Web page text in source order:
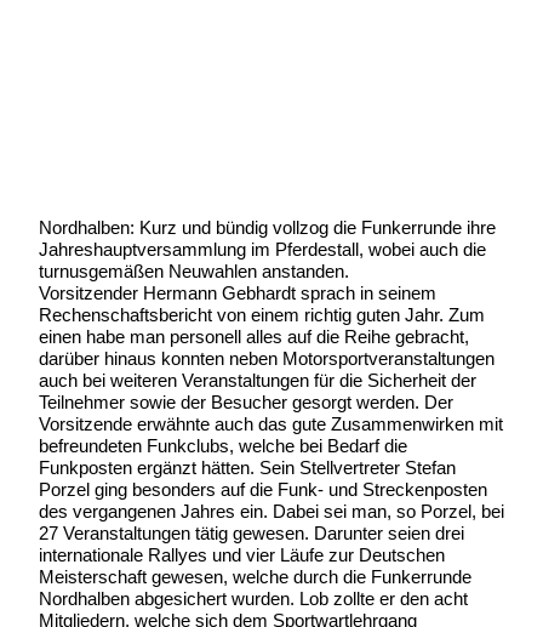
Nordhalben: Kurz und bündig vollzog die Funkerrunde ihre
Jahreshauptversammlung im Pferdestall, wobei auch die
turnusgemäßen Neuwahlen anstanden.
Vorsitzender Hermann Gebhardt sprach in seinem
Rechenschaftsbericht von einem richtig guten Jahr. Zum
einen habe man personell alles auf die Reihe gebracht,
darüber hinaus konnten neben Motorsportveranstaltungen
auch bei weiteren Veranstaltungen für die Sicherheit der
Teilnehmer sowie der Besucher gesorgt werden. Der
Vorsitzende erwähnte auch das gute Zusammenwirken mit
befreundeten Funkclubs, welche bei Bedarf die
Funkposten ergänzt hätten. Sein Stellvertreter Stefan
Porzel ging besonders auf die Funk- und Streckenposten
des vergangenen Jahres ein. Dabei sei man, so Porzel, bei
27 Veranstaltungen tätig gewesen. Darunter seien drei
internationale Rallyes und vier Läufe zur Deutschen
Meisterschaft gewesen, welche durch die Funkerrunde
Nordhalben abgesichert wurden. Lob zollte er den acht
Mitgliedern, welche sich dem Sportwartlehrgang